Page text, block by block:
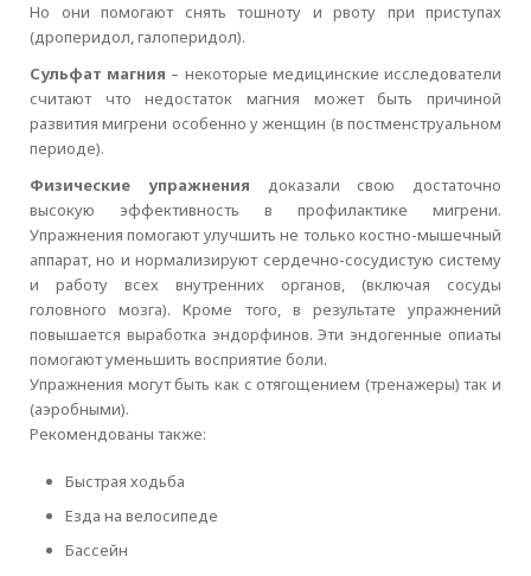
Но они помогают снять тошноту и рвоту при приступах
(дроперидол, галоперидол).
Сульфат магния – некоторые медицинские исследователи
считают что недостаток магния может быть причиной
развития мигрени особенно у женщин (в постменструальном
периоде).
Физические упражнения доказали свою достаточно
высокую эффективность в профилактике мигрени.
Упражнения помогают улучшить не только костно-мышечный
аппарат, но и нормализируют сердечно-сосудистую систему
и работу всех внутренних органов, (включая сосуды
головного мозга). Кроме того, в результате упражнений
повышается выработка эндорфинов. Эти эндогенные опиаты
помогают уменьшить восприятие боли.
Упражнения могут быть как с отягощением (тренажеры) так и
(аэробными).
Рекомендованы также:
Быстрая ходьба
Езда на велосипеде
Бассейн